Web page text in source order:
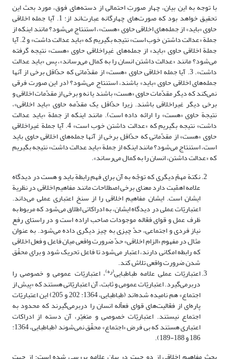
با توجه به این بیان، چهار صورتِ احتمالی از دسته‌های فوق، مورد بحث این
تحقیق خواهد بود که صورت‌های چهارگانه عبارت‌اند از: 1. آیا جمله اخلاقی
حاوی «باید» از جمله‌های اخلاقی حاوی «هست»، استنتاج می‌شود؟ مانند اینکه از
جملة «عدالت داشتن خوب است» نتیجه بگیریم که «باید عدالت داشت» و 2. آیا
جملة‌ اخلاقی حاوی «باید» از جمله‌های غیراخلاقی حاوی «هست» نتیجه گرفته
می‌شود؟ مانند «عدالت داشتن انسان را به کمال می‌رساند»، پس «باید عدالت
داشت». 3. آیا جمله‌ اخلاقی حاوی «هست» از مقدّماتی که حدّاقل برخی از آنها
جمله‌های اخلاقی حاوی «باید» باشند، استنتاج می‌شود؟ (در این صورت فرقی
نمی‌کند که دیگر مقدّمات حاوی «هست» باشند یا نه و برخی از مقدّمات اخلاقی و
برخی دیگر غیراخلاقی باشند. زیرا حدّاقل یک مقدّمه حاوی «باید اخلاقی»،
نتیجة‌ حاوی «هست» را ارائه داده است). مانند اینکه از جملة «باید عدالت
داشت» نتیجه بگیریم که «عدالت داشتن خوب است» 4. آیا جملة‌ غیراخلاقی
حاوی «هست» از مقدّماتی که حدّاقل برخی از آنها جمله‌های اخلاقی حاوی باید
است، استنتاج می‌شود؟ مانند اینکه از جملة «باید عدالت داشت» نتیجه بگیریم
که «عدالت داشتن، انسان را به کمال می‌رساند».
نکتة مهمّ دیگری که توجّه به آن برای فهم رابطة باید و هست در دیدگاه
علامه اهمّیت دارد معنای برخی اصطلاحات مانند مفاهیم اخلاقی در نظریة
ایشان است. ایشان مفاهیم اخلاقی را از سنخ اعتباری عملی می‌داند.
اعتباریّات عملی در دیدگاه ایشان، به ادراکاتی اطلاق می‌شود که مربوط به
ظرف عمل و قوای فعّاله موجودات صاحب اراده است و در راستای‏ رفع
نیاز فردی و اجتماعی، حدّ چیزی به چیز دیگری داده می‌شود. به عنوان
مثال در مفهوم «الزام اخلاقی» حدّ ضرورت واقعی میان فاعل و فعل اخلاقی
‌که رابطه امکانی دارند، اعتبار می‌شود تا فاعل تحریک شود و برای محقّق
شدن ضرورت واقعی تلاش کند.
اعتباریّات عملی علامه طباطبایی(ره)، اعتباریّات عمومی و خصوصی را
دربرمی‌گیرد. اعتباریّات عمومی و ثابت، آن اعتباریّاتی هستند که «پیش از
اجتماع» هم نامیده شده‌اند (طباطبایی، 1364: 202 و 205) این اعتباریّات
پاره‌ای از فعّالیت‌های قوای فعاّله انسان را دربرمی‌گیرند که محدود به
اجتماع نیستند. اعتباریّات خصوصی و متغیّر، آن دسته از ادراکات
اعتباری هستند که بی فرض «اجتماع» محقّق نمی‌شوند (طباطبایی، 1364:
186 و 188-189).